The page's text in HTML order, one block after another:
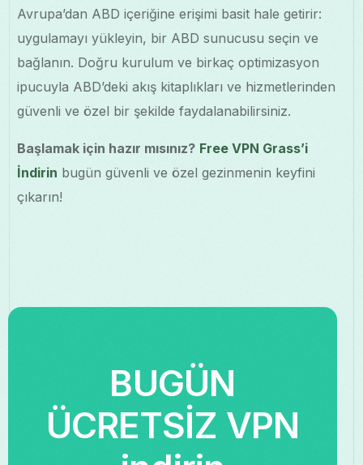
Avrupa’dan ABD içeriğine erişimi basit hale getirir:
uygulamayı yükleyin, bir ABD sunucusu seçin ve
bağlanın. Doğru kurulum ve birkaç optimizasyon
ipucuyla ABD’deki akış kitaplıkları ve hizmetlerinden
güvenli ve özel bir şekilde faydalanabilirsiniz.
Başlamak için hazır mısınız? Free VPN Grass’i
İndirin bugün güvenli ve özel gezinmenin keyfini
çıkarın!
BUGÜN
ÜCRETSİZ VPN